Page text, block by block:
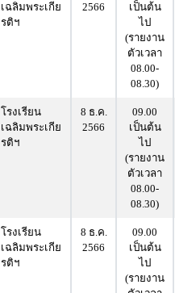
เฉลิมพระเกีย
รติฯ
2566
เป็นต้น
ไป
(รายงาน
ตัวเวลา
08.00-
08.30)
โรงเรียน
เฉลิมพระเกีย
รติฯ
8 ธ.ค.
2566
09.00
เป็นต้น
ไป
(รายงาน
ตัวเวลา
08.00-
08.30)
โรงเรียน
เฉลิมพระเกีย
รติฯ
8 ธ.ค.
2566
09.00
เป็นต้น
ไป
(รายงาน